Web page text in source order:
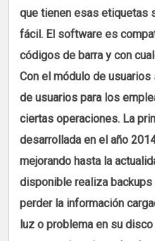
que tienen esas etiquetas
fácil. El software es
códigos de barra y con
Con el módulo de
de usuarios para los
ciertas operaciones. La
desarrollada en el año
mejorando hasta la
disponible realiza
perder la información
luz o problema en su